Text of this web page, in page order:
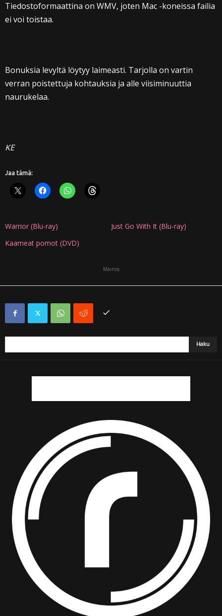
Tiedostoformaattina on WMV, joten Mac -koneissa failia
ei voi toistaa.
Bonuksia levyltä löytyy laimeasti. Tarjolla on vartin
verran poistettuja kohtauksia ja alle viisiminuuttia
naurukelaa.
KE
Jaa tämä:
Warrior (Blu-ray)
Just Go With It (Blu-ray)
Kaameat pomot (DVD)
Mainos